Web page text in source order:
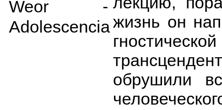
жизнь он
обрушили